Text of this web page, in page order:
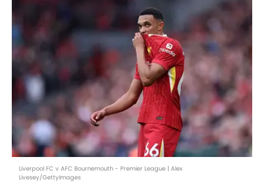
Liverpool FC v AFC Bournemouth - Premier League | Alex
Livesey/GettyImages